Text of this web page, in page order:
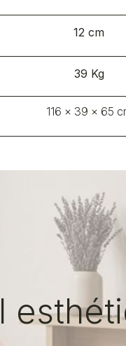
12 cm
39 Kg
116 x 39 x 65